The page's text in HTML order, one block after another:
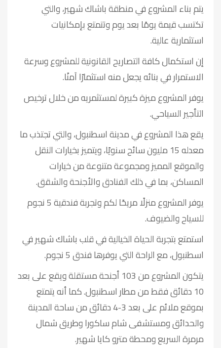
يتم بناء المشروع في منطقة باشاك شهير، والتي
تكتسب قيمة يومًا بعد يوم وتتمتع بإمكانيات
استثمارية عالية.
إن استكمال كافة التصاريح القانونية للمشروع وسرعة
الاستمرار في بنائه يجعل منه استثمارًا آمنًا.
يوفر المشروع ميزة كبيرة لمستثمريه من خلال ترخيص
التأجير السياحي.
يقع هذا المشروع في مدينة اسطنبول، والتي تجتذب ما
معدله 15 مليون سائح سنويًا، ويتميز بخيارات النقل
والموقع المميز ومجموعة متنوعة من خيارات
المساكن، بما في ذلك الفنادق والأجنحة والشقق.
يوفر المشروع منزلًا مريحًا لكم وتجربة فندقية 5 نجوم
للسياح والضيوف.
استمتع بتجربة الحياة الخيالية في قلب باشاك شهير في
اسطنبول، مع الراحة التي يوفرها فندق 5 نجوم.
يتكون المشروع من 103 أجنحة مستقلة ويقع على بعد
10 دقائق فقط من مطار اسطنبول. كما أنه يتمتع
بموقع ملائم على بعد 3-4 دقائق من ساحة المدينة
والحدائق ومستشفى شام ساكورا وطريق شمال
مرمرة السريع ومحطة مترو كايا شهير.